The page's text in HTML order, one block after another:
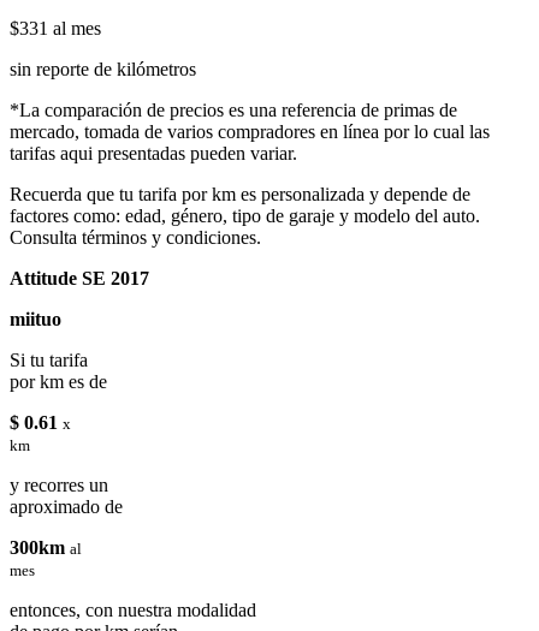
$331 al mes
sin reporte de kilómetros
*La comparación de precios es una referencia de primas de
mercado, tomada de varios compradores en línea por lo cual las
tarifas aqui presentadas pueden variar.
Recuerda que tu tarifa por km es personalizada y depende de
factores como: edad, género, tipo de garaje y modelo del auto.
Consulta términos y condiciones.
Attitude SE 2017
miituo
Si tu tarifa
por km es de
$ 0.61 x
km
y recorres un
aproximado de
300km al
mes
entonces, con nuestra modalidad